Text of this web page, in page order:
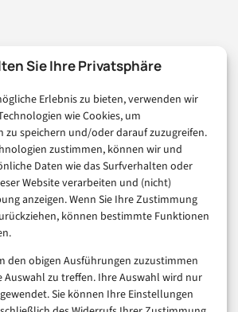
Sie Ihre Privatsphäre
Erlebnis zu bieten, verwenden wir
wie Cookies, um
zu speichern und/oder darauf zuzugreifen.
zustimmen, können wir und
Daten wie das Surfverhalten oder
Website verarbeiten und (nicht)
anzeigen. Wenn Sie Ihre Zustimmung
können bestimmte Funktionen
den obigen Ausführungen zuzustimmen
zu treffen. Ihre Auswahl wird nur
Sie können Ihre Einstellungen